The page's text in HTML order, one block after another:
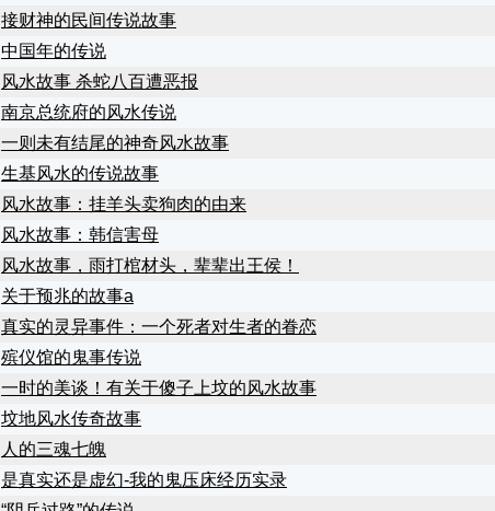
接财神的民间传说故事
中国年的传说
风水故事 杀蛇八百遭恶报
南京总统府的风水传说
一则未有结尾的神奇风水故事
生基风水的传说故事
风水故事：挂羊头卖狗肉的由来
风水故事：韩信害母
风水故事，雨打棺材头，辈辈出王侯！
关于预兆的故事a
真实的灵异事件：一个死者对生者的眷恋
殡仪馆的鬼事传说
一时的美谈！有关于傻子上坟的风水故事
坟地风水传奇故事
人的三魂七魄
是真实还是虚幻-我的鬼压床经历实录